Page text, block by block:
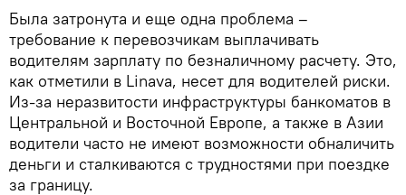
Была затронута и еще одна проблема –
требование к перевозчикам выплачивать
водителям зарплату по безналичному расчету. Это,
как отметили в Linava, несет для водителей риски.
Из-за неразвитости инфраструктуры банкоматов в
Центральной и Восточной Европе, а также в Азии
водители часто не имеют возможности обналичить
деньги и сталкиваются с трудностями при поездке
за границу.